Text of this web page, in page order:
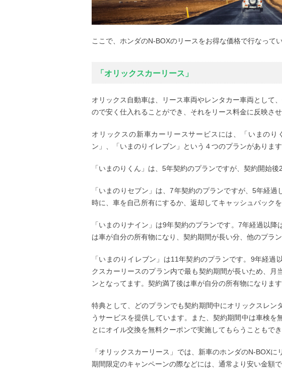
ここで、ホンダのN-BOXのリースをお得な価格で行なって
「オリックスカーリース」
オリックス自動車は、リース車両やレンタカー車両として
ので安く仕入れることができ、それをリース料金に反映させ
オリックスの新車カーリースサービスには、「いまの
ン」、「いまのりイレブン」という４つのプランがあります
「いまのりくん」は、5年契約のプランですが、契約開始
「いまのりセブン」は、7年契約のプランですが、5年経
時に、車を自己所有にするか、返却してキャッシュバック
「いまのりナイン」は9年契約のプランです。7年経過以
は車が自分の所有物になり、契約期間が長い分、他のプラ
「いまのりイレブン」は11年契約のプランです。9年経
クスカーリースのプラン内で最も契約期間が長いため、月
ンとなってます。契約満了後は車が自分の所有物になります
特典として、どのプランでも契約期間中にオリックスレ
うサービスを提供しています。また、契約期間中は車検
とにオイル交換を無料クーポンで実施してもらうこともでき
「オリックスカーリース」では、新車のホンダのN-BOX
期間限定のキャンペーンの際などには、通常より安い金額